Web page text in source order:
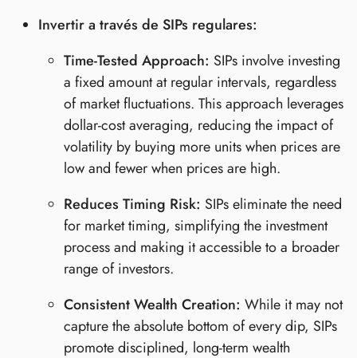
Invertir a través de SIPs regulares:
Time-Tested Approach: SIPs involve investing
a fixed amount at regular intervals, regardless
of market fluctuations. This approach leverages
dollar-cost averaging, reducing the impact of
volatility by buying more units when prices are
low and fewer when prices are high.
Reduces Timing Risk: SIPs eliminate the need
for market timing, simplifying the investment
process and making it accessible to a broader
range of investors.
Consistent Wealth Creation: While it may not
capture the absolute bottom of every dip, SIPs
promote disciplined, long-term wealth